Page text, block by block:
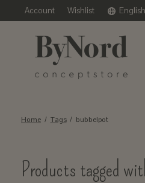
Account Wishlist
Home / Tags / bubbelpot
Products tagged